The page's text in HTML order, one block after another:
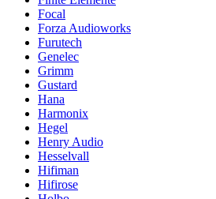
Focal
Forza Audioworks
Furutech
Genelec
Grimm
Gustard
Hana
Harmonix
Hegel
Henry Audio
Hesselvall
Hifiman
Hifirose